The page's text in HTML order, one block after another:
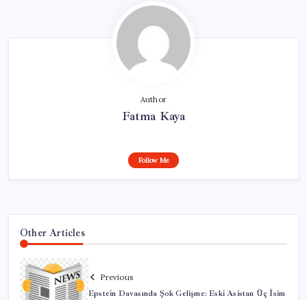
Author
Fatma Kaya
Follow Me
Other Articles
Previous
Epstein Davasında Şok Gelişme: Eski Asistan Üç İsim